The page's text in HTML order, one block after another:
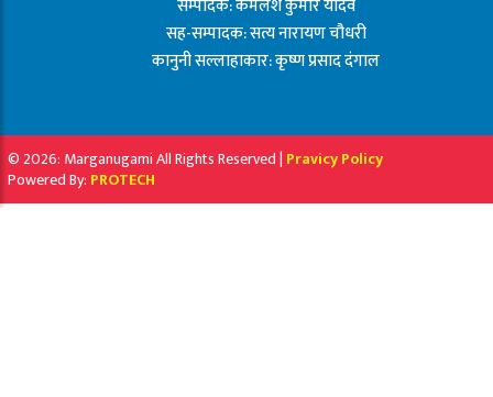
सम्पादक: कमलेश कुमार यादव
सह-सम्पादक: सत्य नारायण चौधरी
कानुनी सल्लाहाकार: कृष्ण प्रसाद दंगाल
© 2026: Marganugami All Rights Reserved | Pravicy Policy
Powered By: PROTECH